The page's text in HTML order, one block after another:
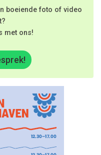
boeiende foto of video
met ons!